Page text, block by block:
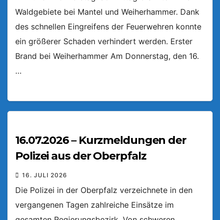
Waldgebiete bei Mantel und Weiherhammer. Dank
des schnellen Eingreifens der Feuerwehren konnte
ein größerer Schaden verhindert werden. Erster
Brand bei Weiherhammer Am Donnerstag, den 16.
…
16.07.2026 – Kurzmeldungen der
Polizei aus der Oberpfalz
16. JULI 2026
Die Polizei in der Oberpfalz verzeichnete in den
vergangenen Tagen zahlreiche Einsätze im